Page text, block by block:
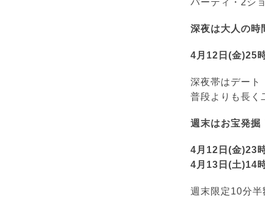
パーティ・2シ
深夜は大人の
4月12日(金)25
深夜帯はデート
普段よりも長く
週末はお宝発掘
4月12日(金)23
4月13日(土)14
週末限定10分